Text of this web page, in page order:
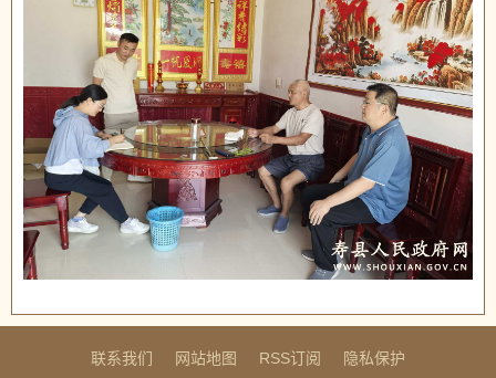
联系我们 网站地图 RSS订阅 隐私保护